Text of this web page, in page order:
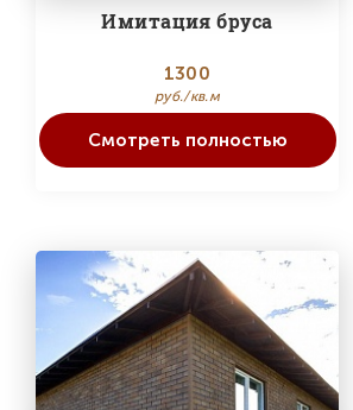
Имитация бруса
1300
руб./кв.м
Смотреть полностью